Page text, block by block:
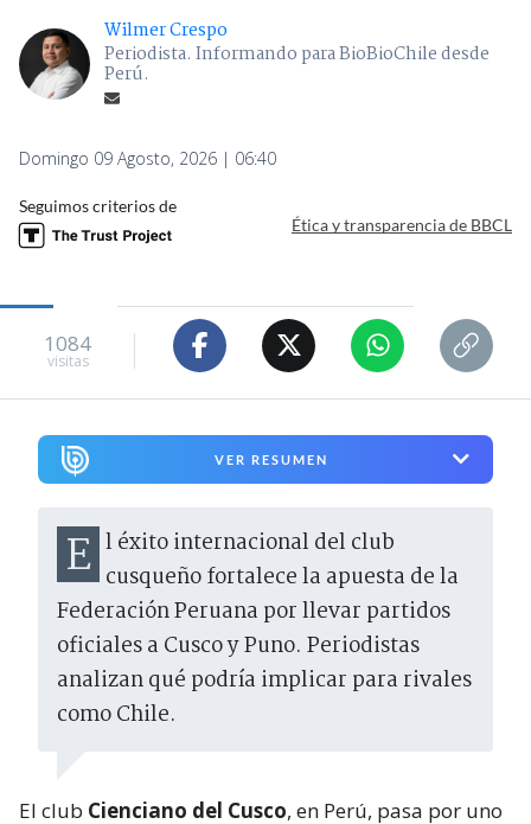
Wilmer Crespo
Periodista. Informando para BioBioChile desde
Perú.
Domingo 09 Agosto, 2026 | 06:40
Seguimos criterios de
Ética y transparencia de BBCL
1084
visitas
VER RESUMEN
El éxito internacional del club cusqueño fortalece la apuesta de la
Federación Peruana por llevar partidos
oficiales a Cusco y Puno. Periodistas
analizan qué podría implicar para rivales
como Chile.
El club Cienciano del Cusco, en Perú, pasa por uno